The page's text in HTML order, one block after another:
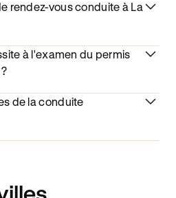
rendez-vous conduite à La
à l'examen du permis
de la conduite